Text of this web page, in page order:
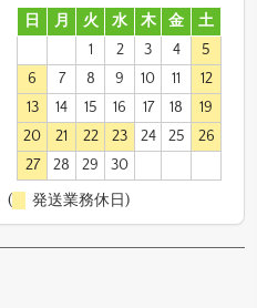
日
月 火 水 木 金
土
1
2 3 4
5
6
7 8 9 10 11
12
13
14 15 16 17 18
19
20
21 22 23 24 25
26
27
28 29 30
( 発送業務休日)